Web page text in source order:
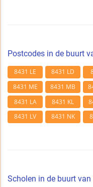
Postcodes in de buurt
8431 LE 8431 LD
8431 ME
8431 MB
8431 LA
8431 KL
8431 LV
8431 NK
Scholen in de buurt